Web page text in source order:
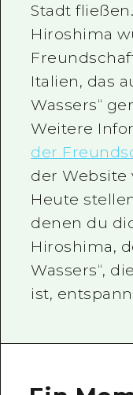
Stadt fließen.
Hiroshima
Italien, das
Wassers“
Weitere
der
der
Heute
denen du
Hiroshima,
Wassers“,
ist,